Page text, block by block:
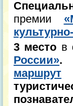
премии
3 место в
России».
маршрут